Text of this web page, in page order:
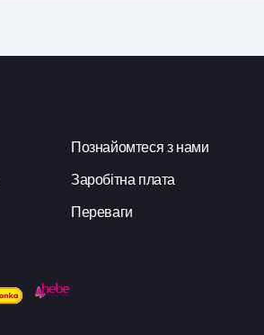
Познайомтеся з нами
Заробітна плата
Переваги